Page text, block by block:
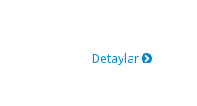
Detaylar